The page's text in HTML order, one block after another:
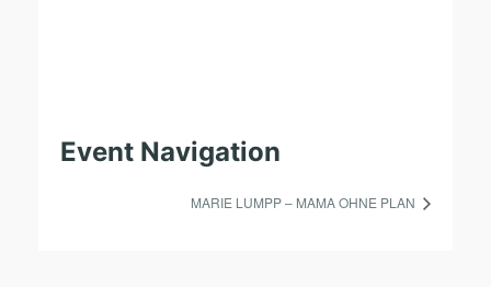
Event Navigation
MARIE LUMPP – MAMA OHNE PLAN